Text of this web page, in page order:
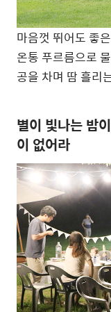
마음껏 뛰어도 좋
온통 푸르름으로
공을 차며 땀 흘리
별이 빛나는 밤
이 없어라